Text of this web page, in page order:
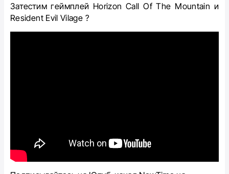
Затестим геймплей Horizon Call Of The Mountain и
Resident Evil Vilage ?️